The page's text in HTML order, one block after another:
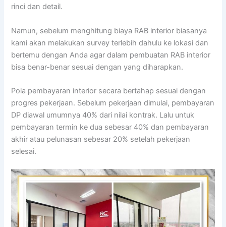
rinci dan detail.
Namun, sebelum menghitung biaya RAB interior biasanya
kami akan melakukan survey terlebih dahulu ke lokasi dan
bertemu dengan Anda agar dalam pembuatan RAB interior
bisa benar-benar sesuai dengan yang diharapkan.
Pola pembayaran interior secara bertahap sesuai dengan
progres pekerjaan. Sebelum pekerjaan dimulai, pembayaran
DP diawal umumnya 40% dari nilai kontrak. Lalu untuk
pembayaran termin ke dua sebesar 40% dan pembayaran
akhir atau pelunasan sebesar 20% setelah pekerjaan
selesai.